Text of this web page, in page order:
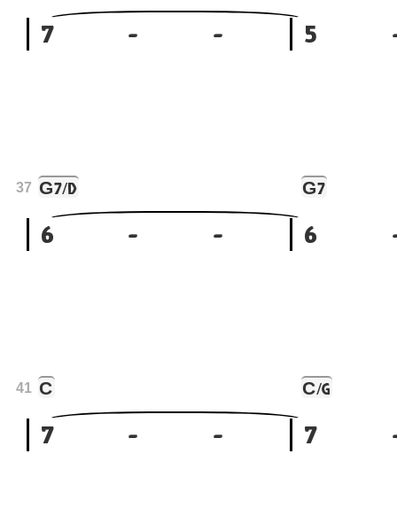
7 - - 5
G7/D
6 - -
37 G7
6
C
7 - -
41 C/G
7